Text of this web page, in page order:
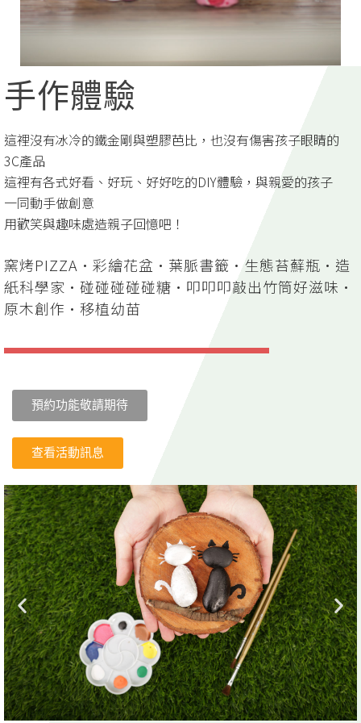
手作體驗
這裡沒有冰冷的鐵金剛與塑膠芭比，也沒有傷害孩子眼睛的
3C產品
這裡有各式好看、好玩、好好吃的DIY體驗，與親愛的孩子
一同動手做創意
用歡笑與趣味處造親子回憶吧！
窯烤PIZZA·彩繪花盆·葉脈書籤·生態苔蘚瓶·造
紙科學家·碰碰碰碰碰糖·叩叩叩敲出竹筒好滋味·
原木創作·移植幼苗
預約功能敬請期待
查看活動訊息